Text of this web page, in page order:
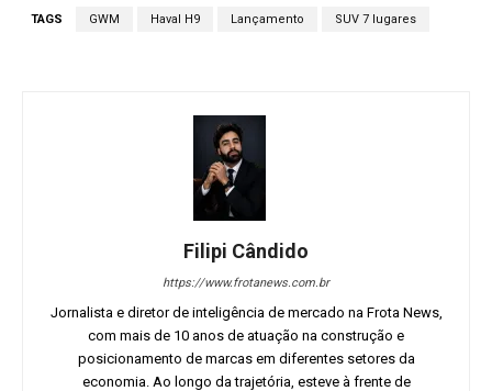
TAGS GWM Haval H9 Lançamento SUV 7 lugares
Filipi Cândido
https://www.frotanews.com.br
Jornalista e diretor de inteligência de mercado na Frota News,
com mais de 10 anos de atuação na construção e
posicionamento de marcas em diferentes setores da
economia. Ao longo da trajetória, esteve à frente de